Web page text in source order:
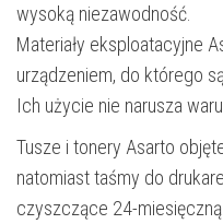
wysoką niezawodność.
Materiały eksploatacyjne
urządzeniem, do którego
Ich użycie nie narusza
Tusze i tonery Asarto
natomiast taśmy do
czyszczące 24-miesięczną.